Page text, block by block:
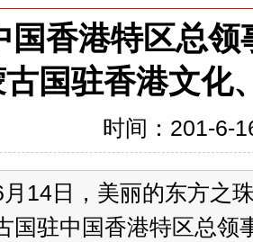
国香港特区总
国驻香港文化
时间：201-6-
月14日，美丽的东方之
驻中国香港特区总领